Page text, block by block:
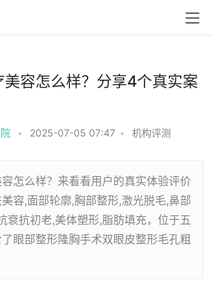
美容怎么样？分享4个真实案
• 2025-07-05 07:47 • 机构评测
怎么样？来看看用户的真实体验评价
容,面部轮廓,胸部整形,激光脱毛,鼻部
衰抗初老,美体塑形,脂肪填充，位于五
眼部整形隆胸手术双眼皮整形毛孔粗